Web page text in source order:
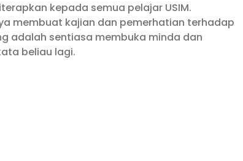
kepada semua pelajar USIM.
membuat kajian dan pemerhatian terhadap
adalah sentiasa membuka minda dan
beliau lagi.